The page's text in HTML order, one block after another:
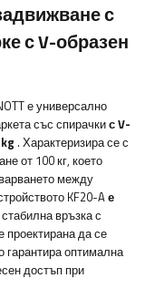
с
с V-образен
е универсално
със спирачкис V-
. Характеризира се с
от 100 кг, което
между
KF20-Aе
връзка с
проектирана да се
гарантира оптимална
достъп при